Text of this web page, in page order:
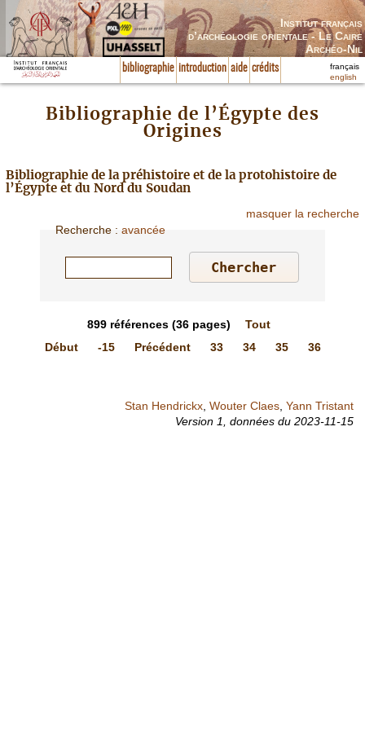
Institut français
d’archéologie orientale - Le Caire
Archéo-Nil
bibliographie introduction aide crédits
français
english
Bibliographie de l’Égypte des
Origines
Bibliographie de la préhistoire et de la protohistoire de
l’Égypte et du Nord du Soudan
masquer la recherche
Recherche :avancée
899 références(36 pages)
Tout
Début
-15 Précédent 33 34 35 36
Stan Hendrickx Wouter Claes Yann Tristant
Version 1, données du 2023-11-15